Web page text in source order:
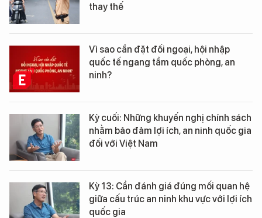
thay thế
Vì sao cần đặt đối ngoại, hội nhập
quốc tế ngang tầm quốc phòng, an
ninh?
Kỳ cuối: Những khuyến nghị chính sách
nhằm bảo đảm lợi ích, an ninh quốc gia
đối với Việt Nam
Kỳ 13: Cần đánh giá đúng mối quan hệ
giữa cấu trúc an ninh khu vực với lợi ích
quốc gia